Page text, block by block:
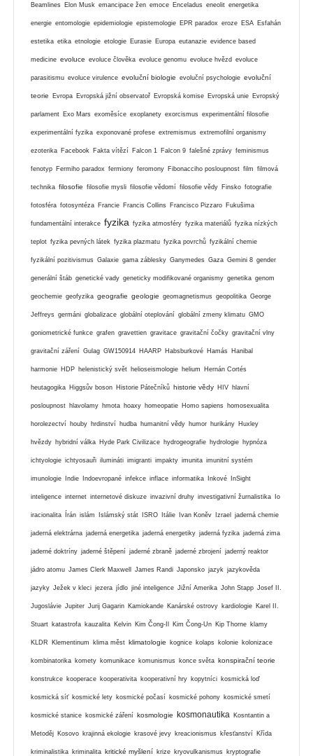
Beamlines Elon Musk emancipace žen emoce Enceladus eneolit energetika
energie entomologie epidemiologie epistemologie EPR paradox eroze ESA Esfahán
estetika etika etnologie etologie Eurasie Europa eutanazie evidence based
medicine evoluce evoluce člověka evoluce genomu evoluce hvězd evoluce
parasitismu evoluce virulence evoluční biologie evoluční psychologie evoluční
teorie Evropa Evropská jižní observatoř Evropská komise Evropská unie Evropský
parlament Exo Mars exoměsíce exoplanety exorcismus experimentální filosofie
experimentální fyzika exponované profese extremismus extremofilní organismy
ezoterika Facebook Fakta vítězí Falcon 1 Falcon 9 falešné zprávy feminismus
fenotyp Fermiho paradox fermiony feromony Fibonacciho posloupnost film filmová
technika filosofie filosofie mysli filosofie vědomí filosofie vědy Finsko fotografie
fotosféra fotosyntéza Francie Francis Collins Francisco Pizzaro Fukušima
fundamentální interakce fyzika fyzika atmosféry fyzika materiálů fyzika nízkých
teplot fyzika pevných látek fyzika plazmatu fyzika povrchů fyzikální chemie
fyzikální pozitivismus Galaxie gama záblesky Ganymedes Gaza Gemini 8 gender
generální štáb genetické vady geneticky modifikované organismy genetika genom
geochemie geofyzika geografie geologie geomagnetismus geopolitika George
Jeffreys germáni globalizace globální oteplování globální zmeny klimatu GMO
goniometrické funkce grafen gravettien gravitace gravitační čočky gravitační vlny
gravitační záření Gulag GW150914 HAARP Habsburkové Hamás Hanibal
harmonie HDP helenistický svět helioseismologie helium Hernán Cortés
heutagogika Higgsův boson Historie Pátečníků historie vědy HIV hlavní
posloupnost hlavolamy hmota hoaxy homeopatie Homo sapiens homosexualita
horolezectví houby hrdinství hudba humanitní vědy humor hurikány Huxley
hvězdy hybridní válka Hyde Park Civilizace hydrogeografie hydrologie hypnóza
ichtyologie ichtyosauři ilumináti imigranti impakty imunita imunitní systém
imunologie Indie Indoevropané infekce inflace informatika Inkové InSight
inteligence internet internetové diskuze invazivní druhy investigativní žurnalistika Io
iracionalita Írán islám Islámský stát ISRO Itálie Ivan Koněv Izrael jaderná chemie
jaderná elektrárna jaderná energetika jaderná energetiky jaderná fyzika jaderná zima
jaderné doktríny jaderné štěpení jaderné zbraně jaderné zbrojení jaderný reaktor
jádro atomu James Clerk Maxwell James Randi Japonsko jazyk jazykověda
jazyky Ježek v kleci jezera jídlo jiné inteligence Jižní Amerika John Stapp Josef II.
Jugoslávie Jupiter Jurij Gagarin Kamiokande Kanárské ostrovy kardiologie Karel II.
Stuart katastrofa kauzalita Kelvin Kim Čong-Il Kim Čong-Un Kip Thorne klamy
KLDR Klementinum klima měst klimatologie kognice kolaps kolonie kolonizace
kombinatorika komety komunikace komunismus konce světa konspirační teorie
konstrukce kooperace kooperativita kooperativní hry kopytníci kosmická loď
kosmická síť kosmické lety kosmické počasí kosmické pohony kosmické smetí
kosmické stanice kosmické záření kosmologie kosmonautika Kosntantin a
Metoděj Kosovo krajinná ekologie krasové jevy kreacionismus křesťanství Křída
kriminalistika kriminalita kritické myšlení krize kryovulkanismus kryptografie